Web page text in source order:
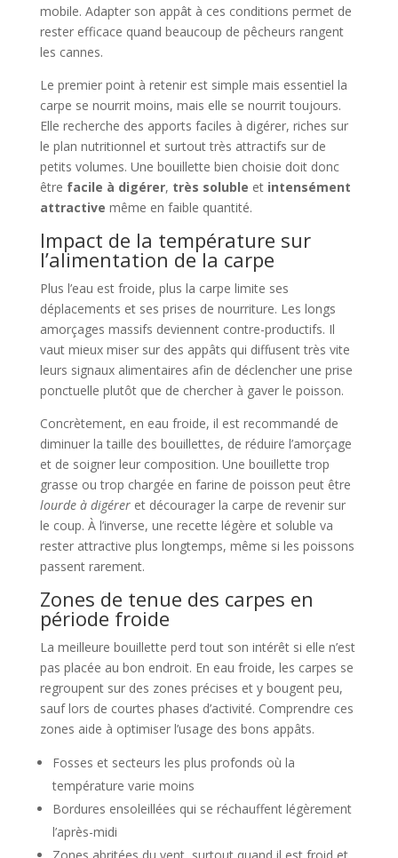
mobile. Adapter son appât à ces conditions permet de
rester efficace quand beaucoup de pêcheurs rangent
les cannes.
Le premier point à retenir est simple mais essentiel la
carpe se nourrit moins, mais elle se nourrit toujours.
Elle recherche des apports faciles à digérer, riches sur
le plan nutritionnel et surtout très attractifs sur de
petits volumes. Une bouillette bien choisie doit donc
être facile à digérer, très soluble et intensément
attractive même en faible quantité.
Impact de la température sur
l’alimentation de la carpe
Plus l’eau est froide, plus la carpe limite ses
déplacements et ses prises de nourriture. Les longs
amorçages massifs deviennent contre-productifs. Il
vaut mieux miser sur des appâts qui diffusent très vite
leurs signaux alimentaires afin de déclencher une prise
ponctuelle plutôt que de chercher à gaver le poisson.
Concrètement, en eau froide, il est recommandé de
diminuer la taille des bouillettes, de réduire l’amorçage
et de soigner leur composition. Une bouillette trop
grasse ou trop chargée en farine de poisson peut être
lourde à digéreret décourager la carpe de revenir sur
le coup. À l’inverse, une recette légère et soluble va
rester attractive plus longtemps, même si les poissons
passent rarement.
Zones de tenue des carpes en
période froide
La meilleure bouillette perd tout son intérêt si elle n’est
pas placée au bon endroit. En eau froide, les carpes se
regroupent sur des zones précises et y bougent peu,
sauf lors de courtes phases d’activité. Comprendre ces
zones aide à optimiser l’usage des bons appâts.
Fosses et secteurs les plus profonds où la
température varie moins
Bordures ensoleillées qui se réchauffent légèrement
l’après-midi